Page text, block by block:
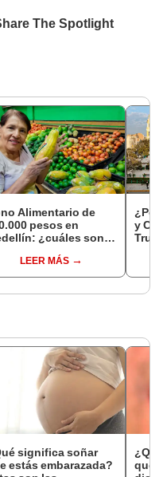
Alimentario de
pesos en
¿cuáles son
al subsidio?
LEER MÁS
¿Por
y
significa soñar
estás embarazada?
que